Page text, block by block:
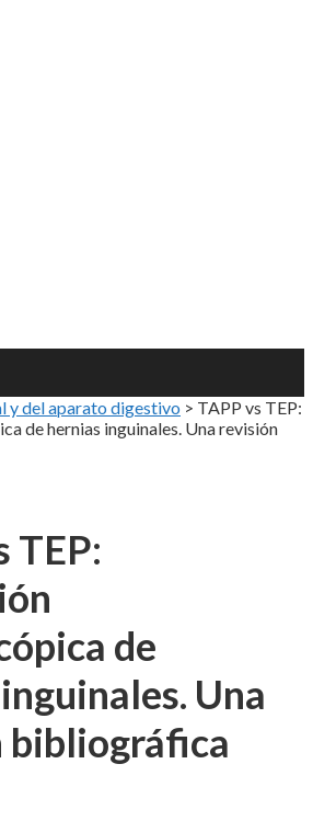
y del aparato digestivo > TAPP vs TEP:
de hernias inguinales. Una revisión
TEP:
de
Una
bibliográfica